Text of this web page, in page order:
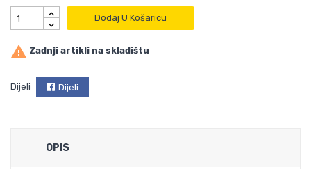
Dodaj U Košaricu
 Zadnji artikli na skladištu
Dijeli Dijeli
OPIS